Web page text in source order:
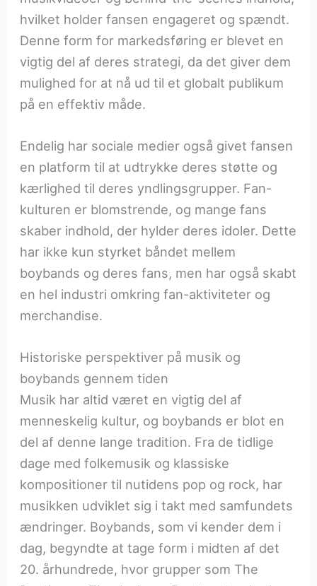
hvilket holder fansen engageret og spændt.
Denne form for markedsføring er blevet en
vigtig del af deres strategi, da det giver dem
mulighed for at nå ud til et globalt publikum
på en effektiv måde.
Endelig har sociale medier også givet fansen
en platform til at udtrykke deres støtte og
kærlighed til deres yndlingsgrupper. Fan-
kulturen er blomstrende, og mange fans
skaber indhold, der hylder deres idoler. Dette
har ikke kun styrket båndet mellem
boybands og deres fans, men har også skabt
en hel industri omkring fan-aktiviteter og
merchandise.
Historiske perspektiver på musik og
boybands gennem tiden
Musik har altid været en vigtig del af
menneskelig kultur, og boybands er blot en
del af denne lange tradition. Fra de tidlige
dage med folkemusik og klassiske
kompositioner til nutidens pop og rock, har
musikken udviklet sig i takt med samfundets
ændringer. Boybands, som vi kender dem i
dag, begyndte at tage form i midten af det
20. århundrede, hvor grupper som The